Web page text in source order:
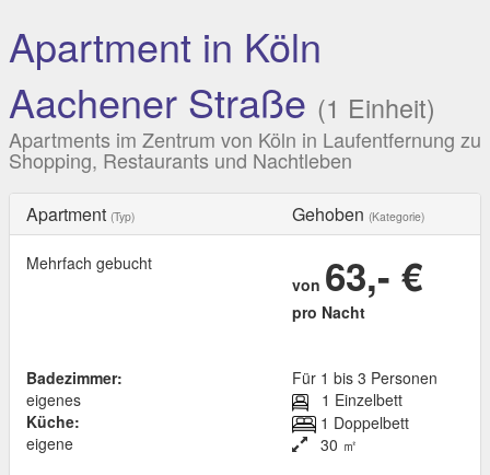
Apartment in Köln
Aachener Straße (1 Einheit)
Apartments im Zentrum von Köln in Laufentfernung zu
Shopping, Restaurants und Nachtleben
Apartment (Typ) Gehoben (Kategorie)
Mehrfach gebucht
von 63,- €
pro Nacht
Badezimmer:
eigenes
Küche:
eigene
Für 1 bis 3 Personen
1 Einzelbett
1 Doppelbett
30 ㎡